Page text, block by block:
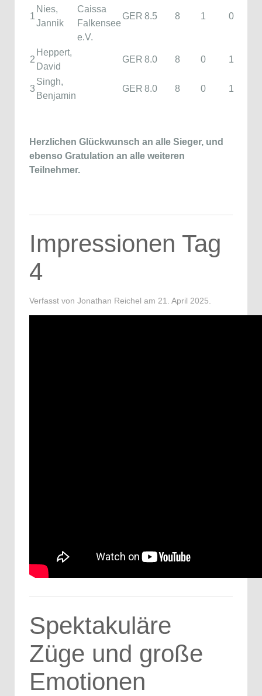
1
Nies,
Jannik
Caissa
Falkensee
e.V.
GER 8.5 8 1 0
2
Heppert,
David
GER 8.0 8 0 1
3
Singh,
Benjamin
GER 8.0 8 0 1
Herzlichen Glückwunsch an alle Sieger, und
ebenso Gratulation an alle weiteren
Teilnehmer.
Impressionen Tag
4
Verfasst von Jonathan Reichel am 21. April 2025
Spektakuläre
Züge und große
Emotionen